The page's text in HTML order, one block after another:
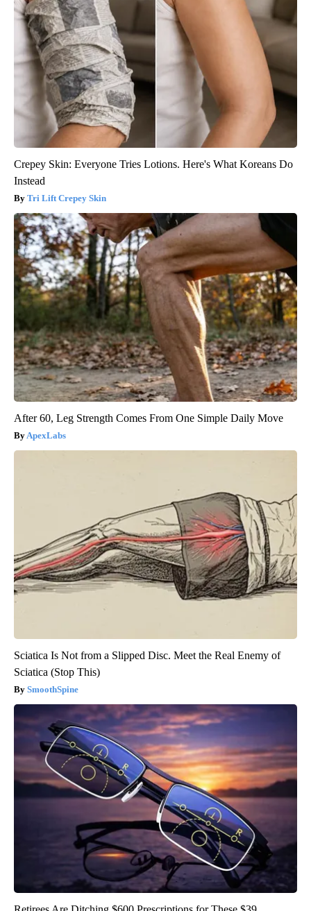
Crepey Skin: Everyone Tries Lotions. Here's What Koreans Do
Instead
Tri Lift Crepey Skin
After 60, Leg Strength Comes From One Simple Daily Move
ApexLabs
Sciatica Is Not from a Slipped Disc. Meet the Real Enemy of
Sciatica (Stop This)
SmoothSpine